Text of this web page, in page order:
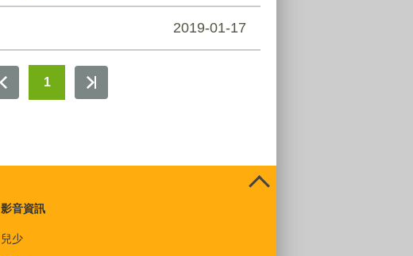
2019-01-17
1
影音資訊
兒少